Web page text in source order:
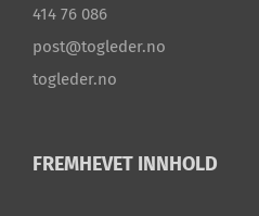
414 76 086
post@togleder.no
togleder.no
FREMHEVET INNHOLD